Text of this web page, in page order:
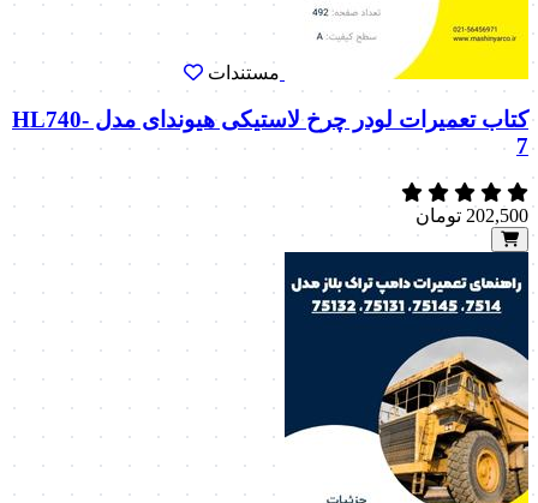
مستندات
کتاب تعمیرات لودر چرخ لاستیکی هیوندای مدل HL740-
7
202,500 تومان